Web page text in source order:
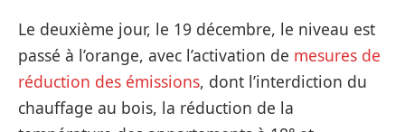
Le deuxième jour, le 19 décembre, le niveau est
passé à l’orange, avec l’activation de mesures de
réduction des émissions, dont l’interdiction du
chauffage au bois, la réduction de la